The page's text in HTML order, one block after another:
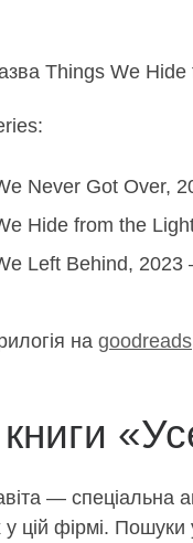
Things We
Never Got Over,
Hide from the
Left Behind,
на goodreads
— спеціальна
цій фірмі. Пошуки